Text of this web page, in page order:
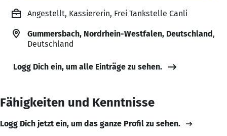
Angestellt, Kassiererin, Frei Tankstelle Canli
Gummersbach, Nordrhein-Westfalen, Deutschland,
Deutschland
Logg Dich ein, um alle Einträge zu sehen.
Fähigkeiten und Kenntnisse
Logg Dich jetzt ein, um das ganze Profil zu sehen.